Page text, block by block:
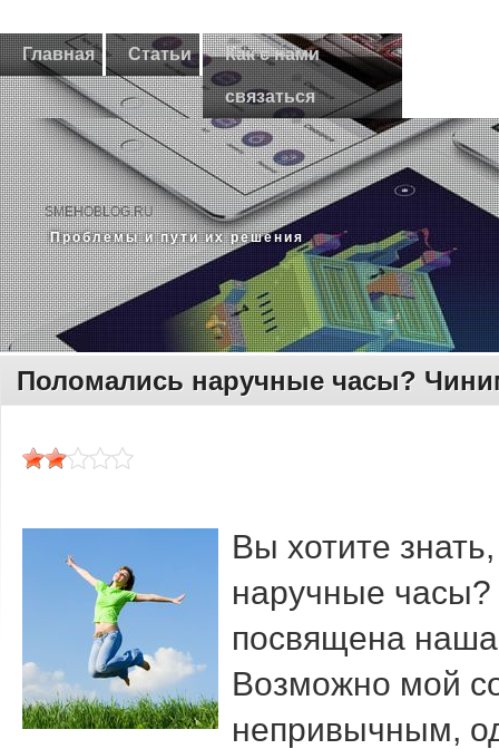
Главная Статьи Как с нами
связаться
SMEHOBLOG.RU
Прοблемы и пути их решения
Поломались наручные часы?
Вы хотите
наручные часы?
посвящена наша
Возможно мой
непривычным,